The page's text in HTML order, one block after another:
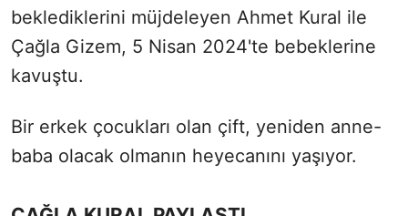
beklediklerini müjdeleyen Ahmet Kural ile
Çağla Gizem, 5 Nisan 2024'te bebeklerine
kavuştu.
Bir erkek çocukları olan çift, yeniden anne-
baba olacak olmanın heyecanını yaşıyor.